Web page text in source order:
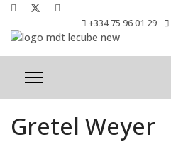
+334 75 96 01 29
Gretel Weyer